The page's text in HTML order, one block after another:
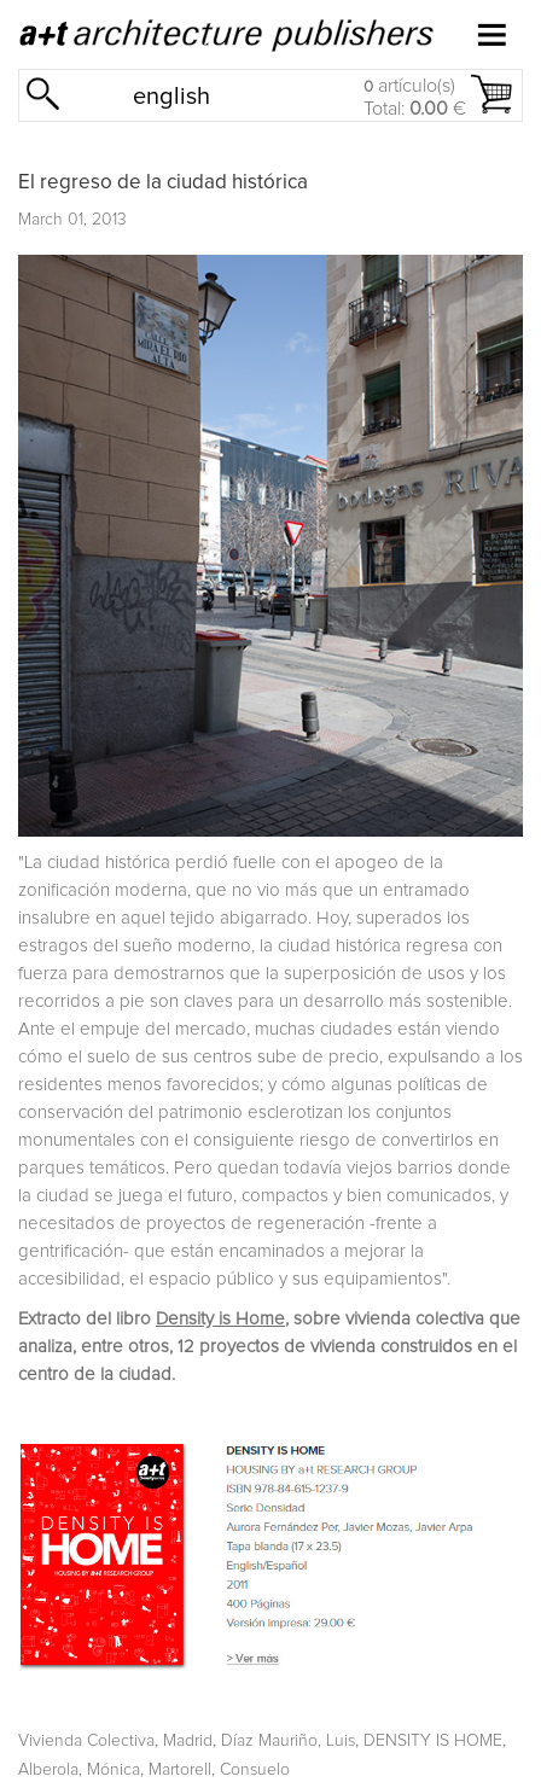
english 0 artículo(s)
Total: 0.00 €
El regreso de la ciudad histórica
March 01, 2013
"La ciudad histórica perdió fuelle con el apogeo de la
zonificación moderna, que no vio más que un entramado
insalubre en aquel tejido abigarrado. Hoy, superados los
estragos del sueño moderno, la ciudad histórica regresa con
fuerza para demostrarnos que la superposición de usos y los
recorridos a pie son claves para un desarrollo más sostenible.
Ante el empuje del mercado, muchas ciudades están viendo
cómo el suelo de sus centros sube de precio, expulsando a los
residentes menos favorecidos; y cómo algunas políticas de
conservación del patrimonio esclerotizan los conjuntos
monumentales con el consiguiente riesgo de convertirlos en
parques temáticos. Pero quedan todavía viejos barrios donde
la ciudad se juega el futuro, compactos y bien comunicados, y
necesitados de proyectos de regeneración -frente a
gentrificación- que están encaminados a mejorar la
accesibilidad, el espacio público y sus equipamientos".
Extracto del libro Density is Home, sobre vivienda colectiva que
analiza, entre otros, 12 proyectos de vivienda construidos en el
centro de la ciudad.
Vivienda Colectiva Madrid Díaz Mauriño, Luis DENSITY IS HOME
Alberola, Mónica Martorell, Consuelo